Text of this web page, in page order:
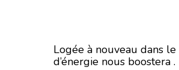
Logée à nouveau dans
d’énergie nous boostera .